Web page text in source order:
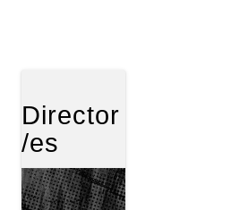
Director
/es